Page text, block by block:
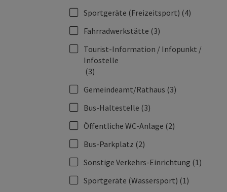
Sportgeräte (Freizeitsport) (4)
Fahrradwerkstätte (3)
Tourist-Information / Infopunkt /
Infostelle
(3)
Gemeindeamt/Rathaus (3)
Bus-Haltestelle (3)
Öffentliche WC-Anlage (2)
Bus-Parkplatz (2)
Sonstige Verkehrs-Einrichtung (1)
Sportgeräte (Wassersport) (1)